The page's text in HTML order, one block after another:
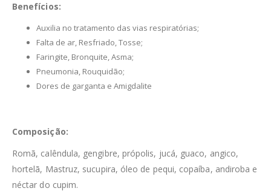
Benefícios:
Auxilia no tratamento das vias respiratórias;
Falta de ar, Resfriado, Tosse;
Faringite, Bronquite, Asma;
Pneumonia, Rouquidão;
Dores de garganta e Amigdalite
Composição:
Romã, calêndula, gengibre, própolis, jucá, guaco, angico,
hortelã, Mastruz, sucupira, óleo de pequi, copaíba, andiroba e
néctar do cupim.